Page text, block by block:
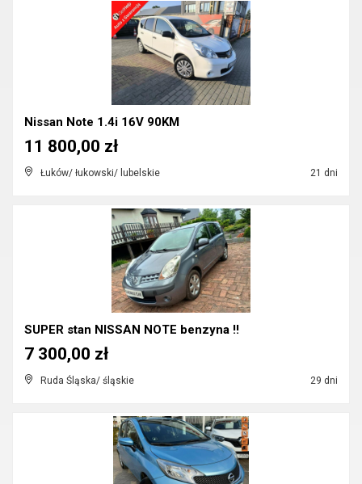
Nissan Note 1.4i 16V 90KM
Łuków/ łukowski/ lubelskie 21 dni
11 800,00 zł
SUPER stan NISSAN NOTE benzyna !!
Ruda Śląska/ śląskie 29 dni
7 300,00 zł